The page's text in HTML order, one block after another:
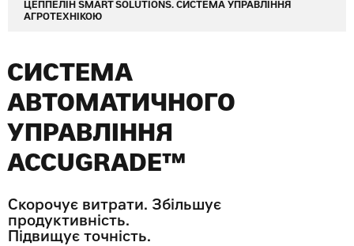
ЦЕППЕЛІН SMART SOLUTIONS. СИСТЕМА УПРАВЛІННЯ
АГРОТЕХНІКОЮ
СИСТЕМА
АВТОМАТИЧНОГО
УПРАВЛІННЯ
ACCUGRADE™
Скорочує витрати. Збільшує
продуктивність.
Підвищує точність.